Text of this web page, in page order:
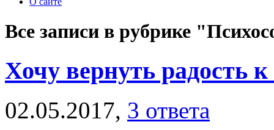
Все записи в рубрике
Хочу вернуть радость
02.05.2017, 3 ответа